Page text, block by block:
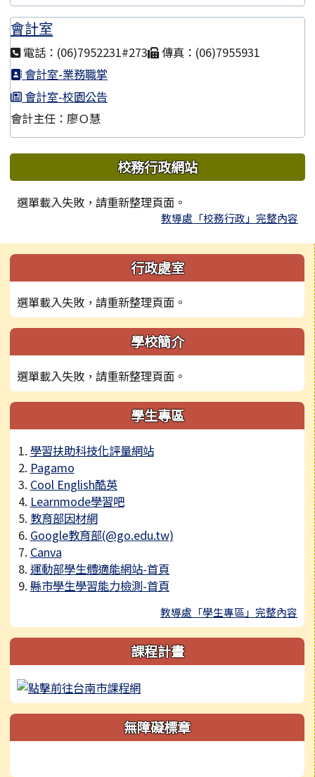
會計室
電話：(06)7952231#273
傳真：(06)7955931
會計室-業務職掌
會計室-校園公告
會計主任：廖Ｏ慧
下中區域內容 校務行政網站
選單載入失敗，請重新整理頁面。
教導處「校務行政」完整內容
左邊區域內容 行政處室
選單載入失敗，請重新整理頁面。
學校簡介
選單載入失敗，請重新整理頁面。
學生專區
學習扶助科技化評量網站
Pagamo
Cool English酷英
Learnmode學習吧
教育部因材網
Google教育部(@go.edu.tw)
Canva
運動部學生體適能網站-首頁
縣市學生學習能力檢測-首頁
教導處「學生專區」完整內容
課程計畫
無障礙標章